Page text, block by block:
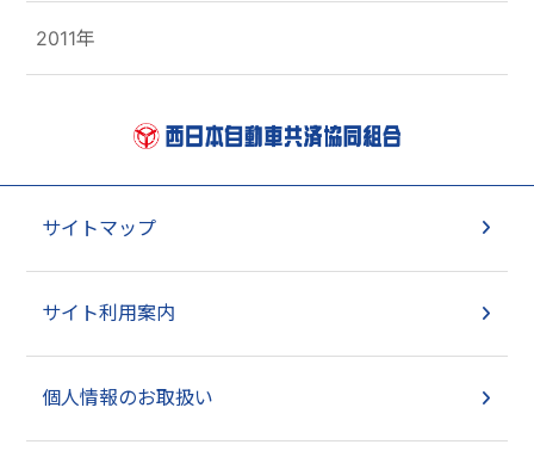
2011年
サイトマップ
サイト利用案内
個人情報のお取扱い